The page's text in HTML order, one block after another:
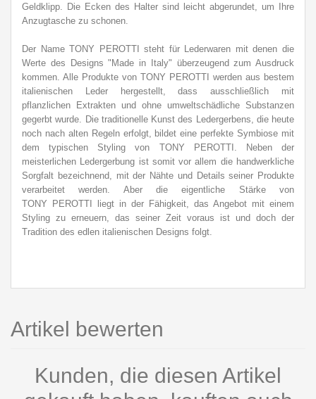
Geldklipp. Die Ecken des Halter sind leicht abgerundet, um Ihre
Anzugtasche zu schonen.
Der Name TONY PEROTTI steht für Lederwaren mit denen die
Werte des Designs "Made in Italy" überzeugend zum Ausdruck
kommen. Alle Produkte von TONY PEROTTI werden aus bestem
italienischen Leder hergestellt, dass ausschließlich mit
pflanzlichen Extrakten und ohne umweltschädliche Substanzen
gegerbt wurde. Die traditionelle Kunst des Ledergerbens, die heute
noch nach alten Regeln erfolgt, bildet eine perfekte Symbiose mit
dem typischen Styling von TONY PEROTTI. Neben der
meisterlichen Ledergerbung ist somit vor allem die handwerkliche
Sorgfalt bezeichnend, mit der Nähte und Details seiner Produkte
verarbeitet werden. Aber die eigentliche Stärke von
TONY PEROTTI liegt in der Fähigkeit, das Angebot mit einem
Styling zu erneuern, das seiner Zeit voraus ist und doch der
Tradition des edlen italienischen Designs folgt.
Artikel bewerten
Kunden, die diesen Artikel